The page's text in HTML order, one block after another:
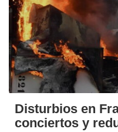
Disturbios en
conciertos y